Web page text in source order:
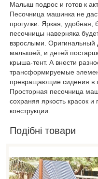
Малыш подрос и готов к
Песочница машинка не
прогулки. Яркая, удобная,
песочницы наверняка
взрослыми. Оригинальный
малышей, и детей
крыша-тент. А внести
трансформируемые
превращающие сидения в
Просторная песочница
сохраняя яркость красок
конструкции.
Подібні товари